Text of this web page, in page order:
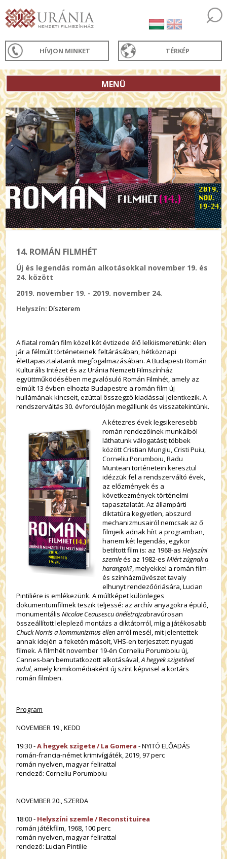
HÍVJON MINKET TÉRKÉP
MENÜ
14. ROMÁN FILMHÉT
Új és legendás román alkotásokkal november 19. és
24. között
2019. november 19. - 2019. november 24.
Helyszín:Díszterem
A fiatal román film közel két évtizede élő lelkiismeretünk: élen
jár a félmúlt történeteinek feltárásában, hétköznapi
élettapasztalataink megfogalmazásában. A Budapesti Román
Kulturális Intézet és az Uránia Nemzeti Filmszínház
együttműködésében megvalósuló Román Filmhét, amely az
elmúlt 13 évben elhozta Budapestre a román film új
hullámának kincseit, ezúttal összegző kiadással jelentkezik. A
rendszerváltás 30. évfordulóján megállunk és visszatekintünk.
A kétezres évek legsikeresebb
román rendezőinek munkáiból
láthatunk válogatást; többek
között Cristian Mungiu, Cristi Puiu,
Corneliu Porumboiu, Radu
Muntean történetein keresztül
idézzük fel a rendszerváltó évek,
az előzmények és a
következmények történelmi
tapasztalatát. Az állampárti
diktatúra kegyetlen, abszurd
mechanizmusairól nemcsak az ő
filmjeik adnak hírt a programban,
hanem két legendás, egykor
betiltott film is: az 1968-asHelyszíni
szemleés az 1982-es Miért zúgnak a
harangok?, melyekkel a román film-
és színházművészet tavaly
elhunyt rendezőóriására, Lucian
Pintiliére is emlékezünk. A múltképet különleges
dokumentumfilmek teszik teljessé: az archív anyagokra épülő,
monumentálisNicolae Ceausescu önéletrajzabravúrosan
összeállított leleplező montázs a diktátorról, míg a játékosabb
Chuck Norris a kommunizmus ellen arról mesél, mit jelentettek
annak idején a feketén másolt, VHS-en terjesztett nyugati
filmek. A filmhét november 19-én Corneliu Porumboiu új,
Cannes-ban bemutatkozott alkotásával,A hegyek szigetével
indul, amely krimikomédiaként új színt képvisel a kortárs
román filmben.
Program
NOVEMBER 19., KEDD
19:30 -A hegyek szigete / La Gomera - NYITÓ ELŐADÁS
román-francia-német krimivígjáték, 2019, 97 perc
román nyelven, magyar felirattal
rendező: Corneliu Porumboiu
NOVEMBER 20., SZERDA
18:00 - Helyszíni szemle / Reconstituirea
román játékfilm, 1968, 100 perc
román nyelven, magyar felirattal
rendező: Lucian Pintilie